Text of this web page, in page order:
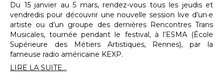
Du 15 janvier au 5 mars, rendez-vous tous les jeudis et
vendredis pour découvrir une nouvelle session live d’un·e
artiste ou d’un groupe des dernières Rencontres Trans
Musicales, tournée pendant le festival, à l’ESMA (École
Supérieure des Métiers Artistiques, Rennes), par la
fameuse radio américaine KEXP.
LIRE LA SUITE...